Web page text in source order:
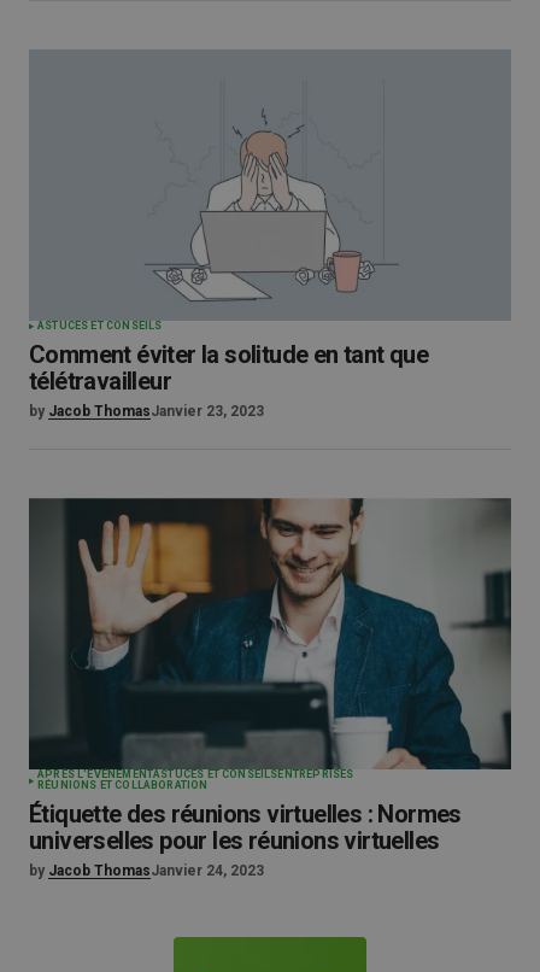
ASTUCES ET CONSEILS
Comment éviter la solitude en tant que
télétravailleur
by Jacob ThomasJanvier 23, 2023
APRÈS L'ÉVÉNEMENTASTUCES ET CONSEILS ENTREPRISES
RÉUNIONS ET COLLABORATION
Étiquette des réunions virtuelles : Normes
universelles pour les réunions virtuelles
by Jacob ThomasJanvier 24, 2023